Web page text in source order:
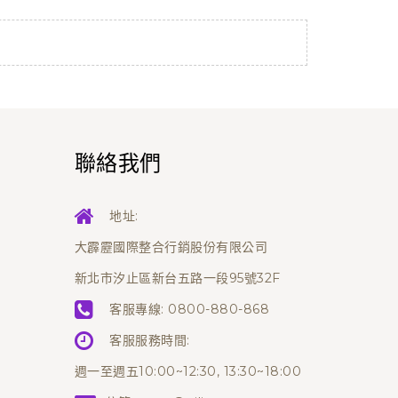
聯絡我們
地址:
大霹靂國際整合行銷股份有限公司
新北市汐止區新台五路一段95號32F
客服專線: 0800-880-868
客服服務時間:
週一至週五10:00~12:30, 13:30~18:00